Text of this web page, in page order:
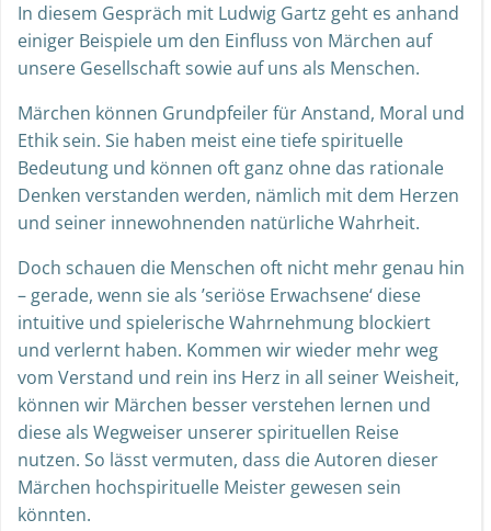
In diesem Gespräch mit Ludwig Gartz geht es anhand
einiger Beispiele um den Einfluss von Märchen auf
unsere Gesellschaft sowie auf uns als Menschen.
Märchen können Grundpfeiler für Anstand, Moral und
Ethik sein. Sie haben meist eine tiefe spirituelle
Bedeutung und können oft ganz ohne das rationale
Denken verstanden werden, nämlich mit dem Herzen
und seiner innewohnenden natürliche Wahrheit.
Doch schauen die Menschen oft nicht mehr genau hin
– gerade, wenn sie als ’seriöse Erwachsene‘ diese
intuitive und spielerische Wahrnehmung blockiert
und verlernt haben. Kommen wir wieder mehr weg
vom Verstand und rein ins Herz in all seiner Weisheit,
können wir Märchen besser verstehen lernen und
diese als Wegweiser unserer spirituellen Reise
nutzen. So lässt vermuten, dass die Autoren dieser
Märchen hochspirituelle Meister gewesen sein
könnten.